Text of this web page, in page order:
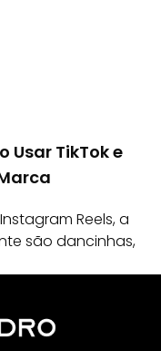
Usar TikTok e
Reels, a
são dancinhas,